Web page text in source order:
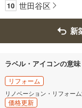
10 世田谷区
新
ラベル・アイコンの意味
リフォーム
リノベーション・リフォー
価格更新